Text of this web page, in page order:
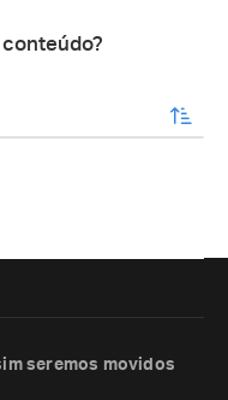
enviar
seremos movidos